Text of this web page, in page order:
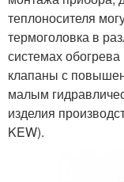
теплоносителя
термоголовка в
системах
клапаны с
малым
изделия
KEW).